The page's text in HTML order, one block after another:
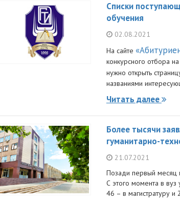
Списки
обучения
02.08.2021
На сайте
конкурсного отбора
нужно открыть
названиями
Читать далее
Более тысячи
гуманитарно-
21.07.2021
Позади первый месяц
С этого момента в
46 – в магистратуру и